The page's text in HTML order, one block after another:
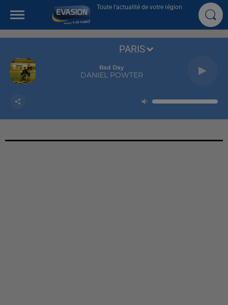
Toute l'actualité de votre région
Bad Day
DANIEL POWTER
PARIS